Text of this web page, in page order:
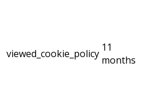
viewed_cookie_policy 11
months